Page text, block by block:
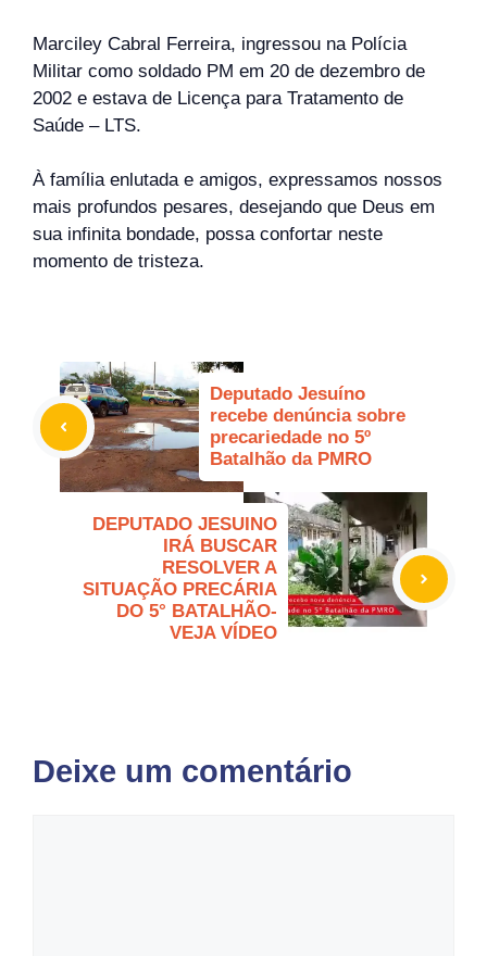
Marciley Cabral Ferreira, ingressou na Polícia
Militar como soldado PM em 20 de dezembro de
2002 e estava de Licença para Tratamento de
Saúde – LTS.
À família enlutada e amigos, expressamos nossos
mais profundos pesares, desejando que Deus em
sua infinita bondade, possa confortar neste
momento de tristeza.
Deputado Jesuíno
recebe denúncia sobre
precariedade no 5º
Batalhão da PMRO
DEPUTADO JESUINO
IRÁ BUSCAR
RESOLVER A
SITUAÇÃO PRECÁRIA
DO 5° BATALHÃO-
VEJA VÍDEO
Deixe um comentário